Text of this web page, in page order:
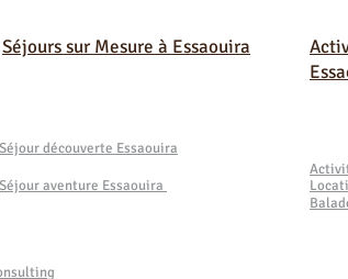
Séjours sur Mesure à Essaouira
Séjour découverte Essaouira
Séjour aventure Essaouira